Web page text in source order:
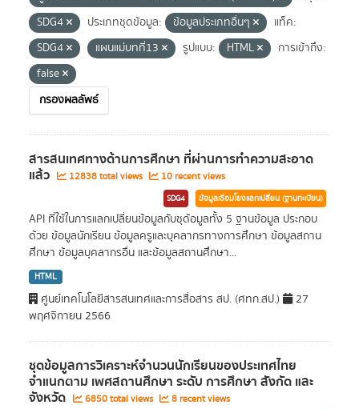
SDG4
ประเภทชุดข้อมูล: ข้อมูลประเภทอื่นๆ
แท็ค:
SDG4
แผนแม่บทที่13 รูปแบบ: HTML
การเข้าถึง:
false
กรองผลลัพธ์
สารสนเทศทางด้านการศึกษา ที่ผ่านการทำความสะอาด
แล้ว 12838 total views 10 recent views
SDG4 ข้อมูลเชื่อมโยงแลกเปลี่ยน (ฐานทะเบียน)
API ที่ใช้ในการแลกเปลี่ยนข้อมูลกับชุด้อมูลทั้ง 5 ฐานข้อมูล ประกอบ
ด้วย ข้อมูลนักเรียน ข้อมูลครูและบุคลากรทางการศึกษา ข้อมูลสถาน
ศึกษา ข้อมูลบุคลากรอื่น และข้อมูลสถานศึกษา...
HTML
ศูนย์เทคโนโลยีสารสนเทศและการสื่อสาร สป. (ศทก.สป.)
27
พฤศจิกายน 2566
ชุดข้อมูลการวิเคราะห์จำนวนนักเรียนของประเทศไทย
จำแนกตาม เพศสถานศึกษา ระดับ การศึกษา สังกัด และ
จังหวัด 6850 total views 8 recent views